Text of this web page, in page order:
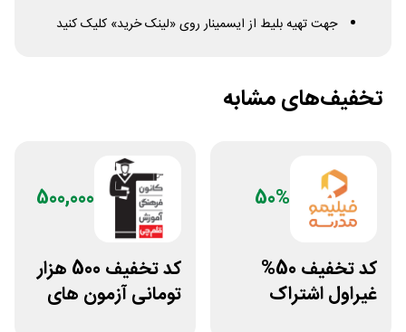
جهت تهیه بلیط از ایسمینار روی «لینک خرید» کلیک کنید
تخفیف‌های مشابه
50%
کد تخفیف 50%
غیراول اشتراک
500,000
کد تخفیف 500 هزار
تومانی آزمون های